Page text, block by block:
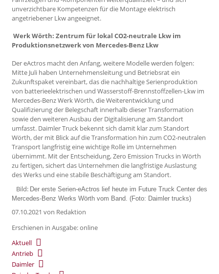
unverzichtbare Kompetenzen für die Montage elektrisch
angetriebener Lkw angeeignet.
Werk Wörth: Zentrum für lokal CO2-neutrale Lkw im
Produktionsnetzwerk von Mercedes-Benz Lkw
Der eActros macht den Anfang, weitere Modelle werden folgen:
Mitte Juli haben Unternehmensleitung und Betriebsrat ein
Zukunftspaket vereinbart, das die nachhaltige Serienproduktion
von batterieelektrischen und Wasserstoff-Brennstoffzellen-Lkw im
Mercedes-Benz Werk Wörth, die Weiterentwicklung und
Qualifizierung der Belegschaft innerhalb dieser Transformation
sowie den weiteren Ausbau der Digitalisierung am Standort
umfasst. Daimler Truck bekennt sich damit klar zum Standort
Wörth, der mit Blick auf die Transformation hin zum CO2-neutralen
Transport langfristig eine wichtige Rolle im Unternehmen
übernimmt. Mit der Entscheidung, Zero Emission Trucks in Wörth
zu fertigen, sichert das Unternehmen die langfristige Auslastung
des Werks und eine stabile Beschäftigung am Standort.
Bild: Der erste Serien-eActros lief heute im Future Truck Center des
Mercedes-Benz Werks Wörth vom Band. (Foto: Daimler trucks)
07.10.2021 von Redaktion
Erschienen in Ausgabe: online
Aktuell
Antrieb
Daimler